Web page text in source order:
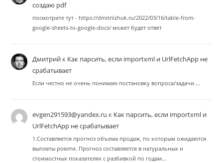
создаю pdf
посмотрите тут - https://dmitriizhuk.ru/2022/03/16/table-from-
google-sheets-to-google-docs/ может будет ответ
Дмитрийк Как парсить, если importxml и UrlFetchApp не
срабатывает
Если честно не очень понимаю постановку вопроса/задачи....
evgen291593@yandex.ru к Как парсить, если importxml и
UrlFetchApp не срабатывает
1.Составляется прогноз объема продаж, по которым ожидаются
выплаты роялти. Прогноз составляется в натуральных и
стоимостных показателях с разбивкой по годам…